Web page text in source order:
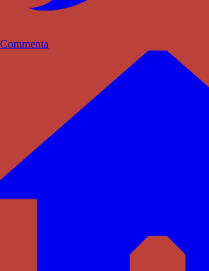
Commenta